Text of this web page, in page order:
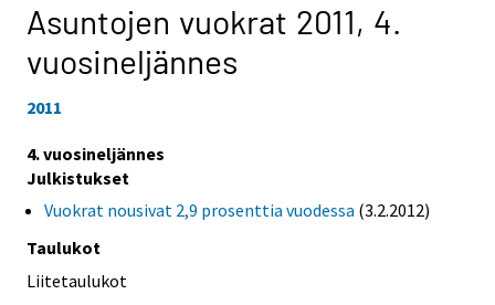
Asuntojen vuokrat 2011, 4.
vuosineljännes
2011
4. vuosineljännes
Julkistukset
Vuokrat nousivat 2,9 prosenttia vuodessa (3.2.2012)
Taulukot
Liitetaulukot